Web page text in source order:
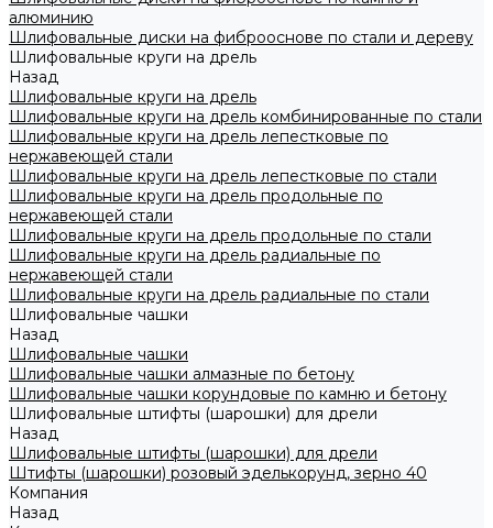
алюминию
Шлифовальные диски на фиброоснове по стали и дереву
Шлифовальные круги на дрель
Назад
Шлифовальные круги на дрель
Шлифовальные круги на дрель комбинированные по стали
Шлифовальные круги на дрель лепестковые по
нержавеющей стали
Шлифовальные круги на дрель лепестковые по стали
Шлифовальные круги на дрель продольные по
нержавеющей стали
Шлифовальные круги на дрель продольные по стали
Шлифовальные круги на дрель радиальные по
нержавеющей стали
Шлифовальные круги на дрель радиальные по стали
Шлифовальные чашки
Назад
Шлифовальные чашки
Шлифовальные чашки алмазные по бетону
Шлифовальные чашки корундовые по камню и бетону
Шлифовальные штифты (шарошки) для дрели
Назад
Шлифовальные штифты (шарошки) для дрели
Штифты (шарошки) розовый эделькорунд, зерно 40
Компания
Назад